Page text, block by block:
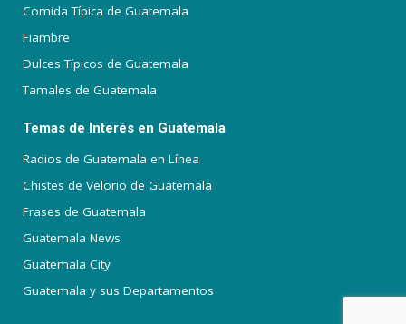
Comida Típica de Guatemala
Fiambre
Dulces Típicos de Guatemala
Tamales de Guatemala
Temas de Interés en Guatemala
Radios de Guatemala en Línea
Chistes de Velorio de Guatemala
Frases de Guatemala
Guatemala News
Guatemala City
Guatemala y sus Departamentos